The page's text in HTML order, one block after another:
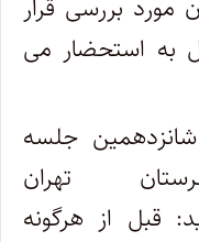
مورد بررسی قرار
به استحضار می
شانزدهمین جلسه
تهران
گردید: قبل از هرگونه